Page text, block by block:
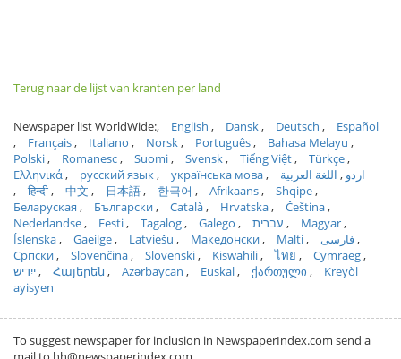
Terug naar de lijst van kranten per land
Newspaper list WorldWide: English Dansk Deutsch
Español
Français
Italiano Norsk Português
Bahasa Melayu
Polski
Romanesc Suomi Svensk Tiếng Việt
Türkçe
Ελληνικά
русский язык українська мова اردو
اللغة العربية
हिन्दी
中文 日本語 한국어 Afrikaans
Shqipe
Беларуская
Български Català Hrvatska
Čeština
Nederlandse
Eesti Tagalog Galego עברית
Magyar
Íslenska
Gaeilge Latviešu Македонски Malti
فارسی
Српски
Slovenčina Slovenski Kiswahili ไทย
Cymraeg
ייִדיש
Հայերեն Azərbaycan Euskal ქართული
Kreyòl
ayisyen
To suggest newspaper for inclusion in NewspaperIndex.com send a